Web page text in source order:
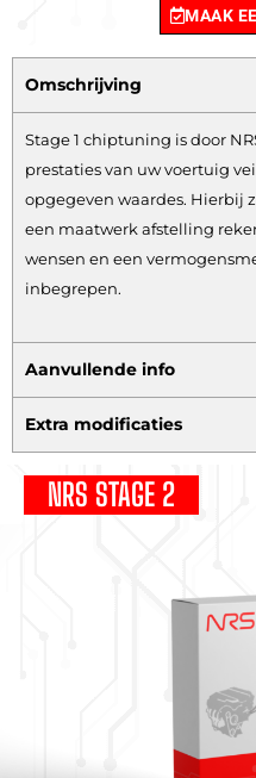
MAAK
Omschrijving
Stage 1 chiptuning is door
prestaties van uw voertuig
opgegeven waardes. Hierbij
een maatwerk afstelling
wensen en een
inbegrepen.
Aanvullende info
Extra modificaties
NRS STAGE 2